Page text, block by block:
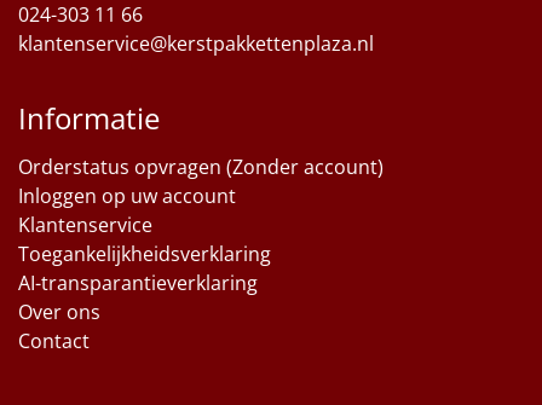
024-303 11 66
klantenservice@kerstpakkettenplaza.nl
Informatie
Orderstatus opvragen (Zonder account)
Inloggen op uw account
Klantenservice
Toegankelijkheidsverklaring
AI-transparantieverklaring
Over ons
Contact